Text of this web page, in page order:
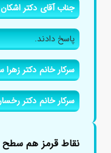
جناب آقای دکتر
پاسخ دادند.
سرکار خانم دکتر
سرکار خانم دکتر
نقاط قرمز هم سطح